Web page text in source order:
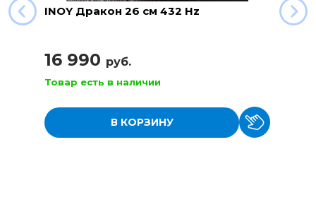
INOY Дракон 26 см 432 Hz
16 990 руб.
Товар есть в наличии
В КОРЗИНУ